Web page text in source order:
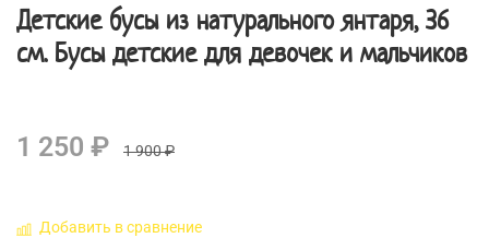
Детские бусы из натурального янтаря, 36
см. Бусы детские для девочек и мальчиков
1 250 ₽ 1 900 ₽
Добавить в сравнение